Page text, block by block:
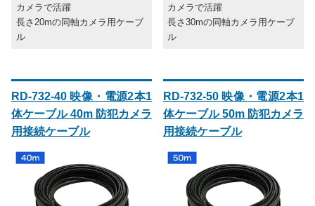
カメラで活躍
長さ20mの同軸カメラ用ケーブ
ル
カメラで活躍
長さ30mの同軸カメラ用ケーブ
ル
RD-732-40 映像・電源2本1
体ケーブル 40m 防犯カメラ
用接続ケーブル
RD-732-50 映像・電源2本1
体ケーブル 50m 防犯カメラ
用接続ケーブル